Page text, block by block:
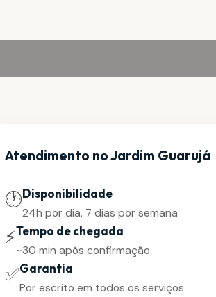
Atendimento no Jardim Guarujá
🕐Disponibilidade
24h por dia, 7 dias por semana
⚡Tempo de chegada
~30 min após confirmação
✅Garantia
Por escrito em todos os serviços